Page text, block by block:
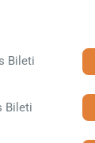
Bileti
Bileti